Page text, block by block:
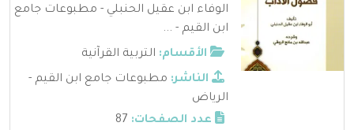
الوفاء ابن عقيل الحنبلي - مطبوعات جامع
ابن القيم - ...
الأقسام: التربية القرآنية
الناشر: مطبوعات جامع ابن القيم -
الرياض
عدد الصفحات: